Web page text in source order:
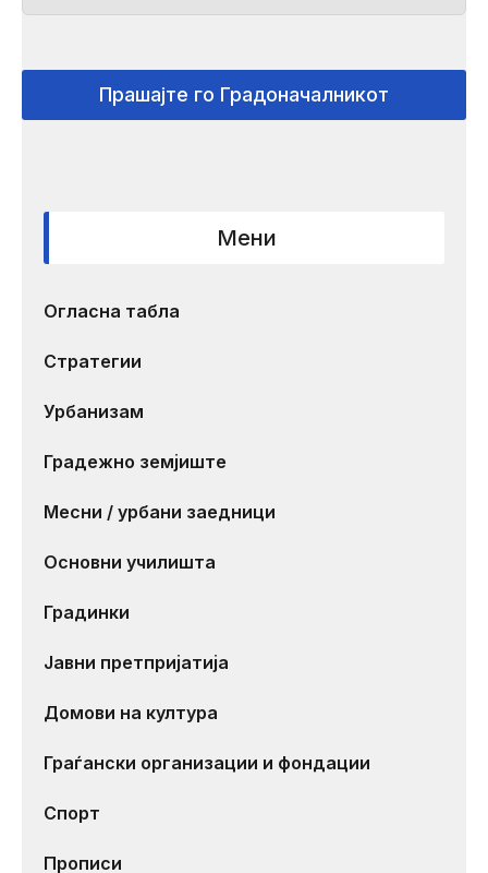
Прашајте го Градоначалникот
Мени
Огласна табла
Стратегии
Урбанизам
Градежно земјиште
Месни / урбани заедници
Основни училишта
Градинки
Јавни претпријатија
Домови на култура
Граѓански организации и фондации
Спорт
Прописи